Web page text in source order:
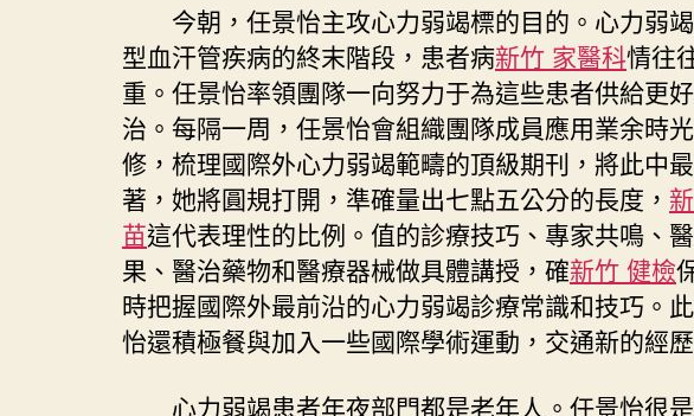
今朝，任景怡主攻心力弱竭標的目的。心力弱
型血汗管疾病的終末階段，患者病新竹 家醫科情往
重。任景怡率領團隊一向努力于為這些患者供給更
治。每隔一周，任景怡會組織團隊成員應用業余時
修，梳理國際外心力弱竭範疇的頂級期刊，將此中
著，她將圓規打開，準確量出七點五公分的長度，
苗這代表理性的比例。值的診療技巧、專家共鳴、
果、醫治藥物和醫療器械做具體講授，確新竹 健檢
時把握國際外最前沿的心力弱竭診療常識和技巧。
怡還積極餐與加入一些國際學術運動，交通新的經
心力弱竭患者年夜部門都是老年人。任景怡很